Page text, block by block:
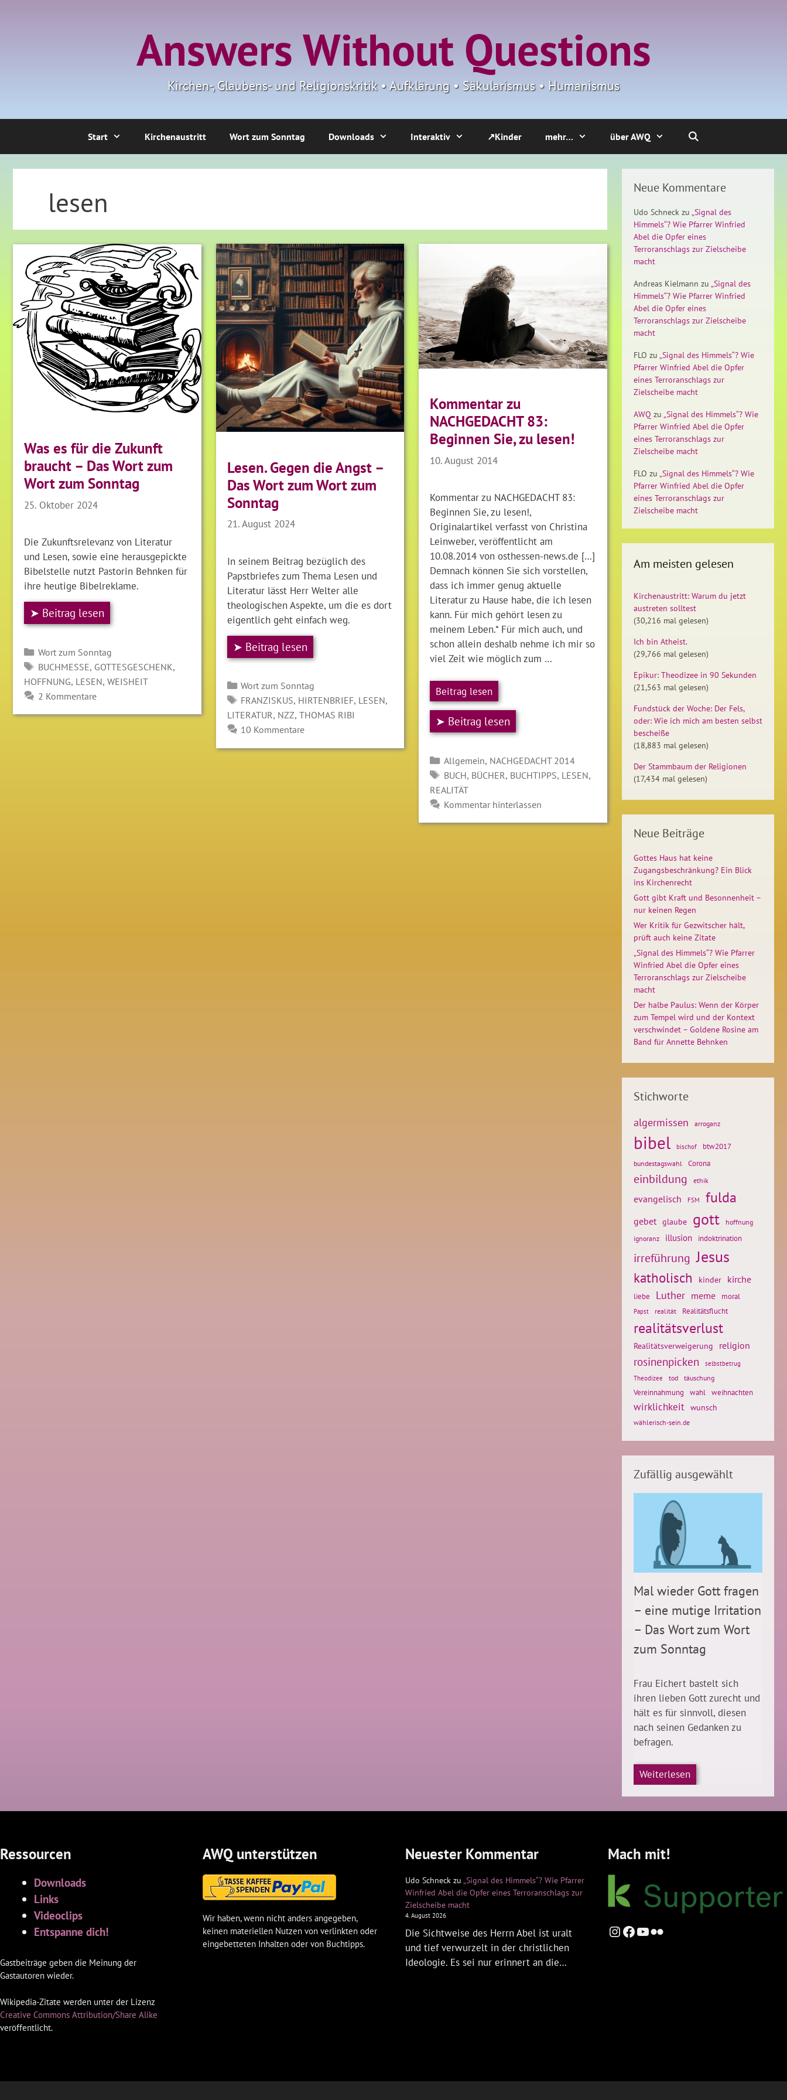
Answers Without Questions
Kirchen-, Glaubens- und Religionskritik • Aufklärung • Säkularismus • Humanismus
Start Kirchenaustritt Wort zum Sonntag Downloads Interaktiv ↗Kinder mehr… über AWQ
lesen
Was es für die Zukunft
braucht – Das Wort zum
Wort zum Sonntag
25. Oktober 2024
Die Zukunftsrelevanz von Literatur
und Lesen, sowie eine herausgepickte
Bibelstelle nutzt Pastorin Behnken für
ihre heutige Bibelreklame.
➤ Beitrag lesen
Kategorien
Wort zum Sonntag
SCHLAGWÖRTER
BUCHMESSE, GOTTESGESCHENK,
HOFFNUNG, LESEN,WEISHEIT
2 Kommentare
Lesen. Gegen die Angst –
Das Wort zum Wort zum
Sonntag
21. August 2024
In seinem Beitrag bezüglich des
Papstbriefes zum Thema Lesen und
Literatur lässt Herr Welter alle
theologischen Aspekte, um die es dort
eigentlich geht einfach weg.
➤ Beitrag lesen
Kategorien
Wort zum Sonntag
SCHLAGWÖRTER
FRANZISKUS, HIRTENBRIEF, LESEN,
LITERATUR, NZZ, THOMAS RIBI
10 Kommentare
Kommentar zu
NACHGEDACHT 83:
Beginnen Sie, zu lesen!
10. August 2014
Kommentar zu NACHGEDACHT 83:
Beginnen Sie, zu lesen!,
Originalartikel verfasst von Christina
Leinweber, veröffentlicht am
10.08.2014 von osthessen-news.de […]
Demnach können Sie sich vorstellen,
dass ich immer genug aktuelle
Literatur zu Hause habe, die ich lesen
kann. Für mich gehört lesen zu
meinem Leben.* Für mich auch, und
schon allein deshalb nehme ich mir so
viel Zeit wie möglich zum …
Beitrag lesen
➤ Beitrag lesen
Kategorien
Allgemein, NACHGEDACHT 2014
SCHLAGWÖRTER
BUCH, BÜCHER, BUCHTIPPS, LESEN,
REALITÄT
Kommentar hinterlassen
Neue Kommentare
Udo Schneck zu „Signal des
Himmels“? Wie Pfarrer Winfried
Abel die Opfer eines
Terroranschlags zur Zielscheibe
macht
Andreas Kielmann zu „Signal des
Himmels“? Wie Pfarrer Winfried
Abel die Opfer eines
Terroranschlags zur Zielscheibe
macht
FLO zu „Signal des Himmels“? Wie
Pfarrer Winfried Abel die Opfer
eines Terroranschlags zur
Zielscheibe macht
AWQ zu „Signal des Himmels“? Wie
Pfarrer Winfried Abel die Opfer
eines Terroranschlags zur
Zielscheibe macht
FLO zu „Signal des Himmels“? Wie
Pfarrer Winfried Abel die Opfer
eines Terroranschlags zur
Zielscheibe macht
Am meisten gelesen
Kirchenaustritt: Warum du jetzt
austreten solltest
(30,216 mal gelesen)
Ich bin Atheist.
(29,766 mal gelesen)
Epikur: Theodizee in 90 Sekunden
(21,563 mal gelesen)
Fundstück der Woche: Der Fels,
oder: Wie ich mich am besten selbst
bescheiße
(18,883 mal gelesen)
Der Stammbaum der Religionen
(17,434 mal gelesen)
Neue Beiträge
Gottes Haus hat keine
Zugangsbeschränkung? Ein Blick
ins Kirchenrecht
Gott gibt Kraft und Besonnenheit –
nur keinen Regen
Wer Kritik für Gezwitscher hält,
prüft auch keine Zitate
„Signal des Himmels“? Wie Pfarrer
Winfried Abel die Opfer eines
Terroranschlags zur Zielscheibe
macht
Der halbe Paulus: Wenn der Körper
zum Tempel wird und der Kontext
verschwindet – Goldene Rosine am
Band für Annette Behnken
Stichworte
algermissen arroganz
bibel bischof btw2017
bundestagswahl Corona
einbildung ethik
evangelisch FSM fulda
gebet glaube gott
hoffnung
ignoranz
illusion indoktrination
irreführung Jesus
katholisch kinder kirche
liebe Luther meme moral
Papst realität Realitätsflucht
realitätsverlust
Realitätsverweigerung religion
rosinenpicken
selbstbetrug
Theodizee
tod täuschung
Vereinnahmung wahl weihnachten
wirklichkeit wunsch
wählerisch-sein.de
Zufällig ausgewählt
Mal wieder Gott fragen
– eine mutige Irritation
– Das Wort zum Wort
zum Sonntag
Frau Eichert bastelt sich
ihren lieben Gott zurecht und
hält es für sinnvoll, diesen
nach seinen Gedanken zu
befragen.
Weiterlesen
Ressourcen
Downloads
Links
Videoclips
Entspanne dich!
Gastbeiträge geben die Meinung der
Gastautoren wieder.
Wikipedia-Zitate werden unter der Lizenz
Creative Commons Attribution/Share Alike
veröffentlicht.
AWQ unterstützen
Wir haben, wenn nicht anders angegeben,
keinen materiellen Nutzen von verlinkten oder
eingebetteten Inhalten oder von Buchtipps.
Neuester Kommentar
Udo Schneck zu „Signal des Himmels“? Wie Pfarrer
Winfried Abel die Opfer eines Terroranschlags zur
Zielscheibe macht
4. August 2026
Die Sichtweise des Herrn Abel ist uralt
und tief verwurzelt in der christlichen
Ideologie. Es sei nur erinnert an die…
Mach mit!
Instagram
Facebook
YouTube
Flickr